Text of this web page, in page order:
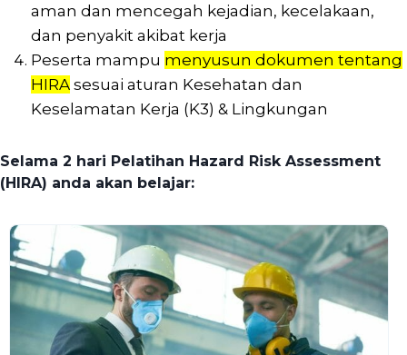
aman dan mencegah kejadian, kecelakaan,
dan penyakit akibat kerja
Peserta mampu menyusun dokumen tentang
HIRA sesuai aturan Kesehatan dan
Keselamatan Kerja (K3) & Lingkungan
Selama 2 hari Pelatihan Hazard Risk Assessment
(HIRA) anda akan belajar: